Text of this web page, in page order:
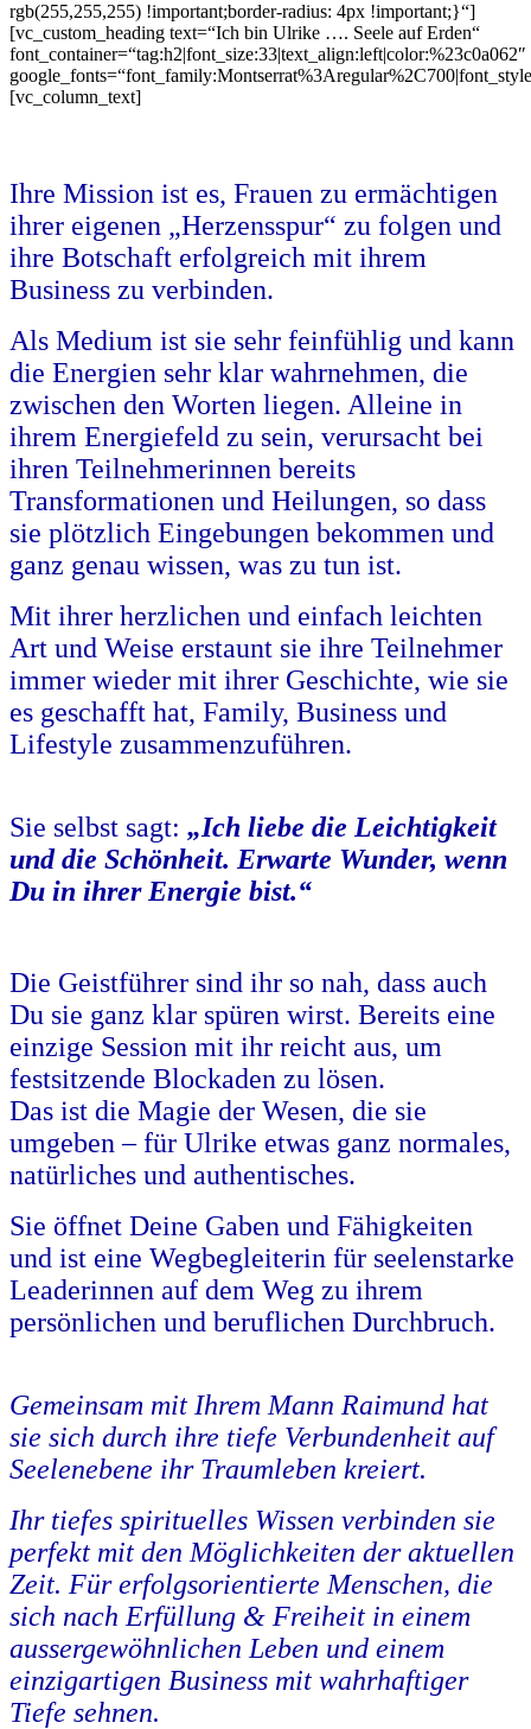
rgb(255,255,255) !important;border-radius: 4px !important;}“]
[vc_custom_heading text=“Ich bin Ulrike …. Seele auf Erden“
font_container=“tag:h2|font_size:33|text_align:left|color:%23c0a062″
[vc_column_text]
Ihre Mission ist es, Frauen zu ermächtigen
ihrer eigenen „Herzensspur“ zu folgen und
ihre Botschaft erfolgreich mit ihrem
Business zu verbinden.
Als Medium ist sie sehr feinfühlig und kann
die Energien sehr klar wahrnehmen, die
zwischen den Worten liegen. Alleine in
ihrem Energiefeld zu sein, verursacht bei
ihren Teilnehmerinnen bereits
Transformationen und Heilungen, so dass
sie plötzlich Eingebungen bekommen und
ganz genau wissen, was zu tun ist.
Mit ihrer herzlichen und einfach leichten
Art und Weise erstaunt sie ihre Teilnehmer
immer wieder mit ihrer Geschichte, wie sie
es geschafft hat, Family, Business und
Lifestyle zusammenzuführen.
Sie selbst sagt: „Ich liebe die Leichtigkeit
und die Schönheit. Erwarte Wunder, wenn
Du in ihrer Energie bist.“
Die Geistführer sind ihr so nah, dass auch
Du sie ganz klar spüren wirst. Bereits eine
einzige Session mit ihr reicht aus, um
festsitzende Blockaden zu lösen.
Das ist die Magie der Wesen, die sie
umgeben – für Ulrike etwas ganz normales,
natürliches und authentisches.
Sie öffnet Deine Gaben und Fähigkeiten
und ist eine Wegbegleiterin für seelenstarke
Leaderinnen auf dem Weg zu ihrem
persönlichen und beruflichen Durchbruch.
Gemeinsam mit Ihrem Mann Raimund hat
sie sich durch ihre tiefe Verbundenheit auf
Seelenebene ihr Traumleben kreiert.
Ihr tiefes spirituelles Wissen verbinden sie
perfekt mit den Möglichkeiten der aktuellen
Zeit. Für erfolgsorientierte Menschen, die
sich nach Erfüllung & Freiheit in einem
aussergewöhnlichen Leben und einem
einzigartigen Business mit wahrhaftiger
Tiefe sehnen.